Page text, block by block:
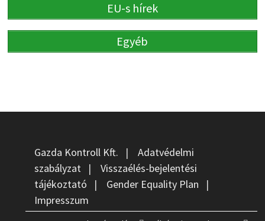
EU-s hírek
Egyéb
Gazda Kontroll Kft. | Adatvédelmi
szabályzat| Visszaélés-bejelentési
tájékoztató | Gender Equality Plan |
Impresszum